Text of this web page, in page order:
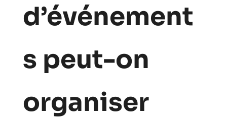
d’événement
s peut-on
organiser